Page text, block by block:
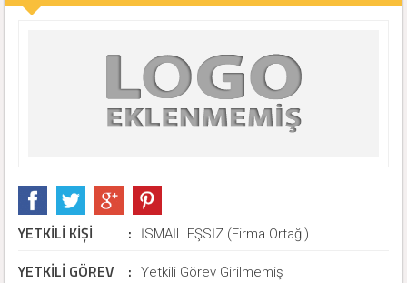
YETKİLİ KİŞİ : İSMAİL EŞSİZ (Firma Ortağı)
YETKİLİ GÖREV : Yetkili Görev Girilmemiş